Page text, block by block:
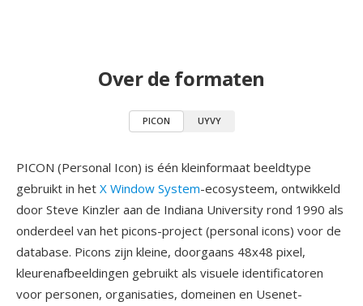
Over de formaten
PICON UYVY
PICON (Personal Icon) is één kleinformaat beeldtype
gebruikt in het X Window System-ecosysteem, ontwikkeld
door Steve Kinzler aan de Indiana University rond 1990 als
onderdeel van het picons-project (personal icons) voor de
database. Picons zijn kleine, doorgaans 48x48 pixel,
kleurenafbeeldingen gebruikt als visuele identificatoren
voor personen, organisaties, domeinen en Usenet-